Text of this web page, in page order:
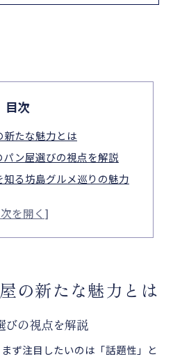
目次
新たな魅力とは
ン屋選びの視点を解説
知る坊島グルメ巡りの魅力
気の秘密と坊島の注目点
めるブランディング要素
ンディング事例を探訪
が生む地域活性化のヒント
の新たな魅力とは
びの視点を解説
ず注目したいのは「話題性」と